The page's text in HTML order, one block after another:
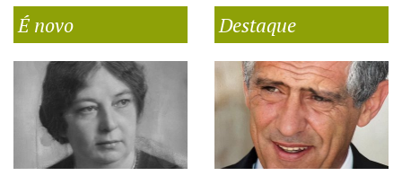
É novo Destaque